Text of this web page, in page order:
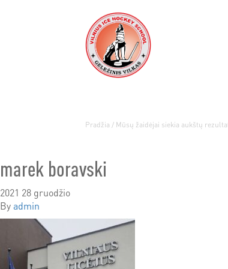
Pradžia / Mūsų žaidėjai siekia aukštų
marek boravski
2021 28 gruodžio
Byadmin